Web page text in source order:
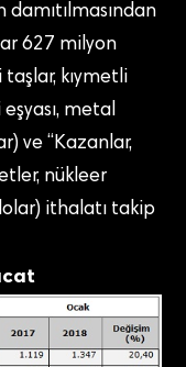
damıtılmasından
627 milyon
taşlar, kıymetli
metal
ve “Kazanlar,
nükleer
ithalatı takip